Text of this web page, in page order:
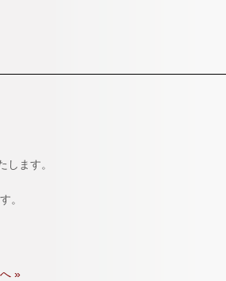
ます。
。
»